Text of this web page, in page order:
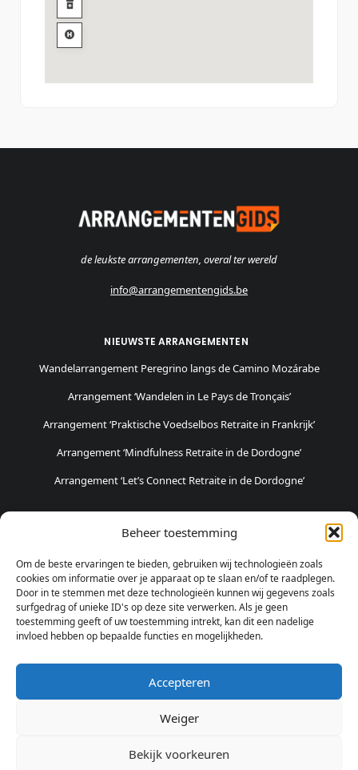
Beheer toestemming
Om de beste ervaringen te bieden, gebruiken wij technologieën zoals
cookies om informatie over je apparaat op te slaan en/of te raadplegen.
Door in te stemmen met deze technologieën kunnen wij gegevens zoals
surfgedrag of unieke ID's op deze site verwerken. Als je geen
toestemming geeft of uw toestemming intrekt, kan dit een nadelige
invloed hebben op bepaalde functies en mogelijkheden.
Accepteren
Weiger
Bekijk voorkeuren
de leukste arrangementen, overal ter wereld
info@arrangementengids.be
NIEUWSTE ARRANGEMENTEN
Wandelarrangement Peregrino langs de Camino Mozárabe
Arrangement ‘Wandelen in Le Pays de Tronçais’
Arrangement ‘Praktische Voedselbos Retraite in Frankrijk’
Arrangement ‘Mindfulness Retraite in de Dordogne’
Arrangement ‘Let’s Connect Retraite in de Dordogne’
Weekendje Logeren en Pottenbakken
Fietsvakantie in Haspengouw
© 2025 Design & Development: Mediapartner Solutions BV. All Rights
Reserved.